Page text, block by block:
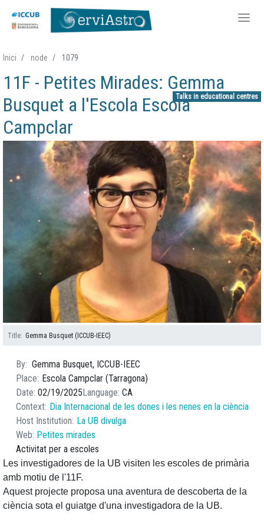
main
Inici node 1079
Talks in educational centres
11F - Petites Mirades: Gemma
Busquet a l'Escola Escola
Campclar
Title Gemma Busquet (ICCUB-IEEC)
By Gemma Busquet, ICCUB-IEEC
Place Escola Campclar (Tarragona)
Date 02/19/2025Language CA
Context Dia Internacional de les dones i les nenes en la ciència
Host Institution La UB divulga
Web Petites mirades
Activitat per a escoles
Les investigadores de la UB visiten les escoles de primària
amb motiu de l'11F.
Aquest projecte proposa una aventura de descoberta de la
ciència sota el guiatge d'una investigadora de la UB.